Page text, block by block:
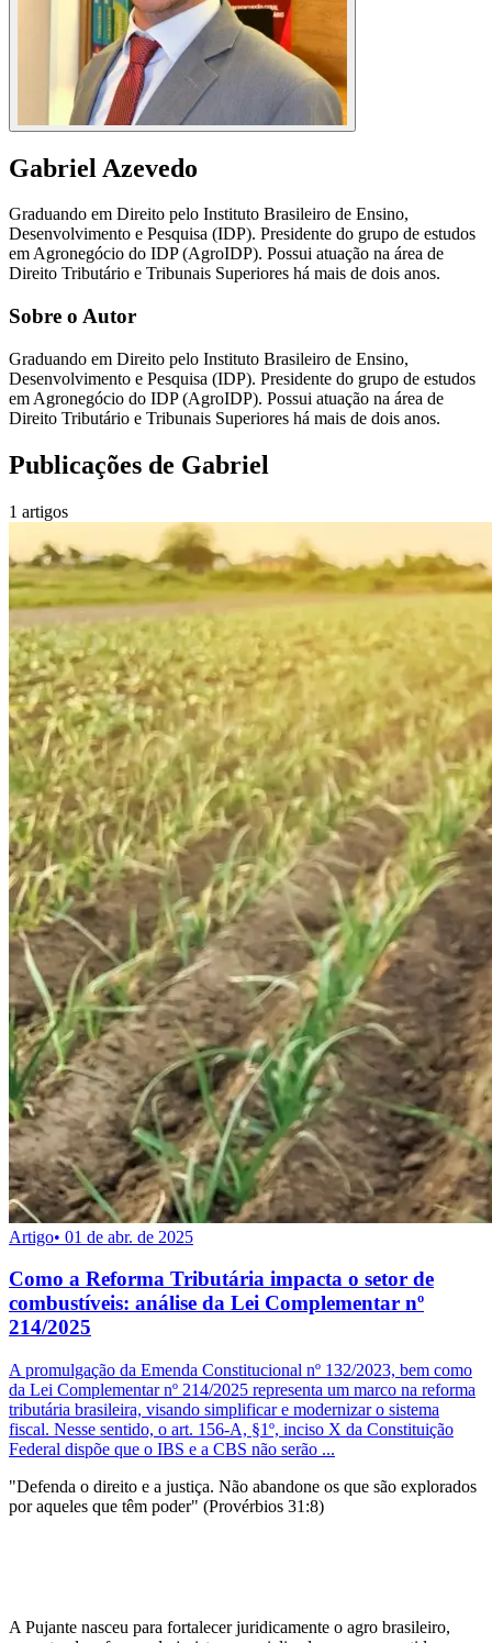
Gabriel Azevedo
Graduando em Direito pelo Instituto Brasileiro de Ensino,
Desenvolvimento e Pesquisa (IDP). Presidente do grupo de estudos
em Agronegócio do IDP (AgroIDP). Possui atuação na área de
Direito Tributário e Tribunais Superiores há mais de dois anos.
Sobre o Autor
Graduando em Direito pelo Instituto Brasileiro de Ensino,
Desenvolvimento e Pesquisa (IDP). Presidente do grupo de estudos
em Agronegócio do IDP (AgroIDP). Possui atuação na área de
Direito Tributário e Tribunais Superiores há mais de dois anos.
Publicações de Gabriel
1 artigos
Artigo• 01 de abr. de 2025
Como a Reforma Tributária impacta o setor de
combustíveis: análise da Lei Complementar nº
214/2025
A promulgação da Emenda Constitucional nº 132/2023, bem como
da Lei Complementar nº 214/2025 representa um marco na reforma
tributária brasileira, visando simplificar e modernizar o sistema
fiscal. Nesse sentido, o art. 156-A, §1º, inciso X da Constituição
Federal dispõe que o IBS e a CBS não serão ...
"Defenda o direito e a justiça. Não abandone os que são explorados
por aqueles que têm poder" (Provérbios 31:8)
A Pujante nasceu para fortalecer juridicamente o agro brasileiro,